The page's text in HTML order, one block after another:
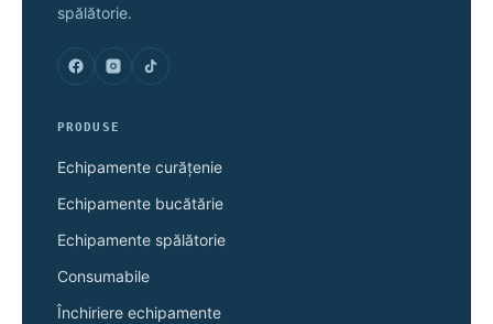
spălătorie.
PRODUSE
Echipamente curățenie
Echipamente bucătărie
Echipamente spălătorie
Consumabile
Închiriere echipamente